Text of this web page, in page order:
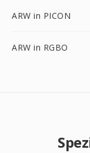
ARW in PICON
ARW in RGBO